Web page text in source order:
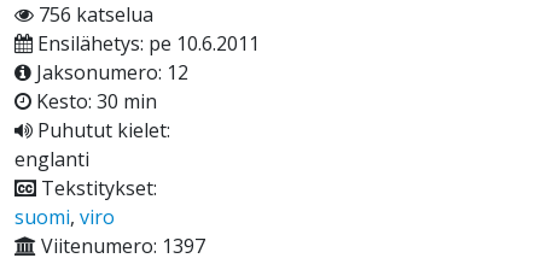
756 katselua
Ensilähetys: pe 10.6.2011
Jaksonumero: 12
Kesto: 30 min
Puhutut kielet:
englanti
Tekstitykset:
suomi, viro
Viitenumero: 1397